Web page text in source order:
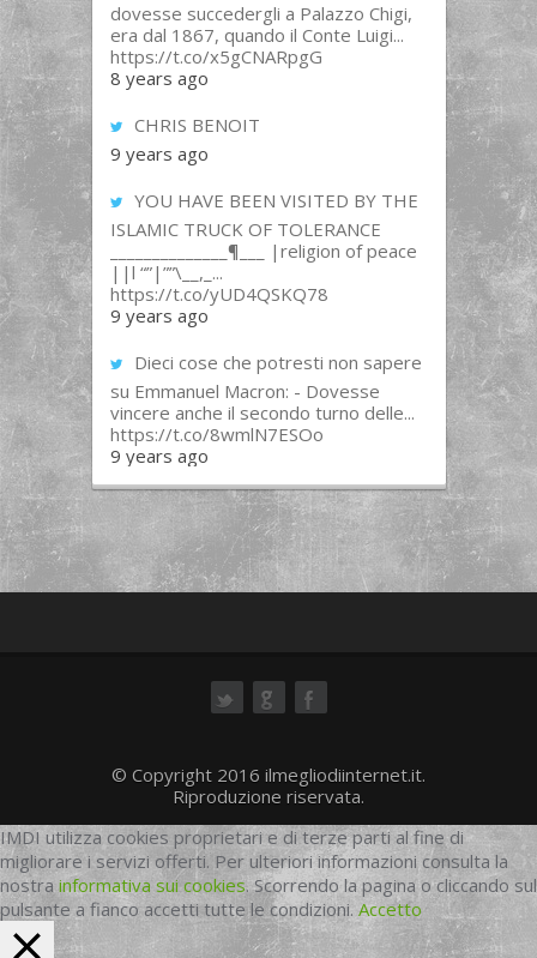
dovesse succedergli a Palazzo Chigi,
era dal 1867, quando il Conte Luigi...
https://t.co/x5gCNARpgG
8 years ago
CHRIS BENOIT
9 years ago
YOU HAVE BEEN VISITED BY THE
ISLAMIC TRUCK OF TOLERANCE
______________¶___ |religion of peace
||l “”|””\__,_...
https://t.co/yUD4QSKQ78
9 years ago
Dieci cose che potresti non sapere
su Emmanuel Macron: - Dovesse
vincere anche il secondo turno delle...
https://t.co/8wmlN7ESOo
9 years ago
© Copyright 2016 ilmegliodiinternet.it.
Riproduzione riservata.
IMDI utilizza cookies proprietari e di terze parti al fine di
migliorare i servizi offerti. Per ulteriori informazioni consulta la
nostra informativa sui cookies. Scorrendo la pagina o cliccando sul
pulsante a fianco accetti tutte le condizioni. Accetto